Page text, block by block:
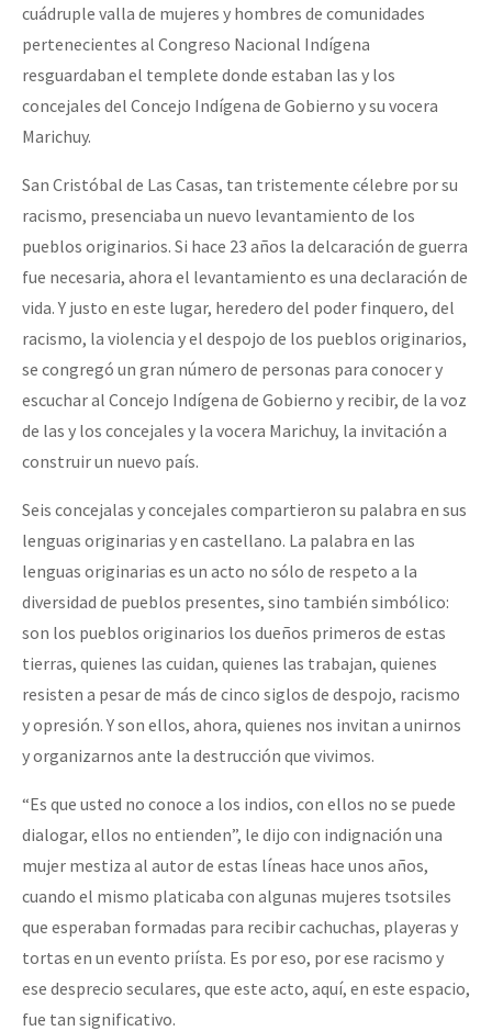
cuádruple valla de mujeres y hombres de comunidades
pertenecientes al Congreso Nacional Indígena
resguardaban el templete donde estaban las y los
concejales del Concejo Indígena de Gobierno y su vocera
Marichuy.
San Cristóbal de Las Casas, tan tristemente célebre por su
racismo, presenciaba un nuevo levantamiento de los
pueblos originarios. Si hace 23 años la delcaración de guerra
fue necesaria, ahora el levantamiento es una declaración de
vida. Y justo en este lugar, heredero del poder finquero, del
racismo, la violencia y el despojo de los pueblos originarios,
se congregó un gran número de personas para conocer y
escuchar al Concejo Indígena de Gobierno y recibir, de la voz
de las y los concejales y la vocera Marichuy, la invitación a
construir un nuevo país.
Seis concejalas y concejales compartieron su palabra en sus
lenguas originarias y en castellano. La palabra en las
lenguas originarias es un acto no sólo de respeto a la
diversidad de pueblos presentes, sino también simbólico:
son los pueblos originarios los dueños primeros de estas
tierras, quienes las cuidan, quienes las trabajan, quienes
resisten a pesar de más de cinco siglos de despojo, racismo
y opresión. Y son ellos, ahora, quienes nos invitan a unirnos
y organizarnos ante la destrucción que vivimos.
“Es que usted no conoce a los indios, con ellos no se puede
dialogar, ellos no entienden”, le dijo con indignación una
mujer mestiza al autor de estas líneas hace unos años,
cuando el mismo platicaba con algunas mujeres tsotsiles
que esperaban formadas para recibir cachuchas, playeras y
tortas en un evento priísta. Es por eso, por ese racismo y
ese desprecio seculares, que este acto, aquí, en este espacio,
fue tan significativo.